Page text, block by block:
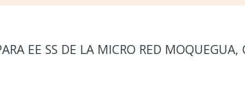
EE SS DE LA MICRO RED MOQUEGUA,